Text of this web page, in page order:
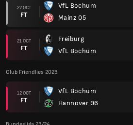
27 OCT
FT
VfL Bochum
Mainz 05
21 OCT
FT
Freiburg
VfL Bochum
Club Friendlies 2023
12 OCT
FT
VfL Bochum
Hannover 96